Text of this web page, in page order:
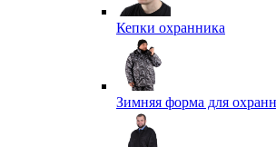
Кепки охранника
Зимняя форма для